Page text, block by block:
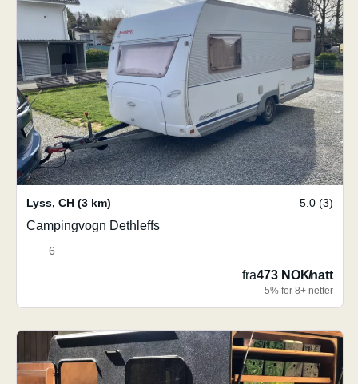
Lyss, CH (3 km) 5.0 (3)
Campingvogn Dethleffs
6
fra473 NOK/natt
-5% for 8+ netter